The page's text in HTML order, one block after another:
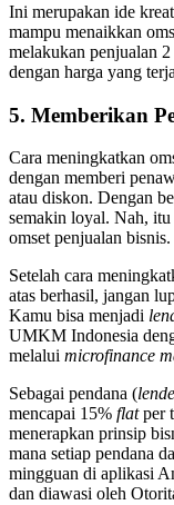
Ini merupakan ide
mampu menaikkan
melakukan penjualan
dengan harga yang
5. Memberikan
Cara meningkatkan
dengan memberi
atau diskon. Dengan
semakin loyal. Nah, itu
omset penjualan bisnis.
Setelah cara
atas berhasil, jangan
Kamu bisa menjadi
UMKM Indonesia
melalui microfinance
Sebagai pendana (
mencapai 15% flatper
menerapkan prinsip
mana setiap pendana
mingguan di aplikasi
dan diawasi oleh